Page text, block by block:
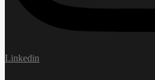
Linkedin